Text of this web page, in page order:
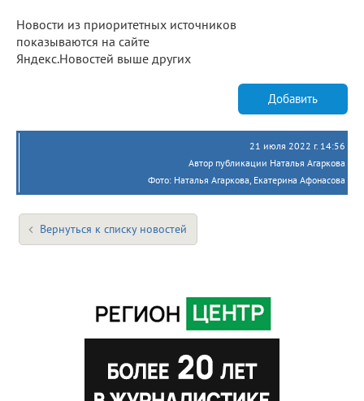
Новости из приоритетных источников
показываются на сайте
Яндекс.Новостей выше других
Добавить
21 июля 2022 г. 14:56
Автор публикации Наталья Агаркова
Фото: Наталья Агаркова, Екатерина Афонасова
Вернуться к списку новостей